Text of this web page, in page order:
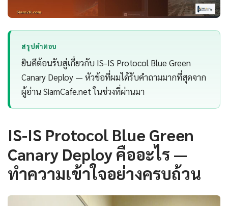
สรุปคำตอบ
ยินดีต้อนรับสู่เกี่ยวกับ IS-IS Protocol Blue Green
Canary Deploy — หัวข้อที่ผมได้รับคำถามมากที่สุดจาก
ผู้อ่าน SiamCafe.net ในช่วงที่ผ่านมา
IS-IS Protocol Blue Green
Canary Deploy คืออะไร —
ทำความเข้าใจอย่างครบถ้วน